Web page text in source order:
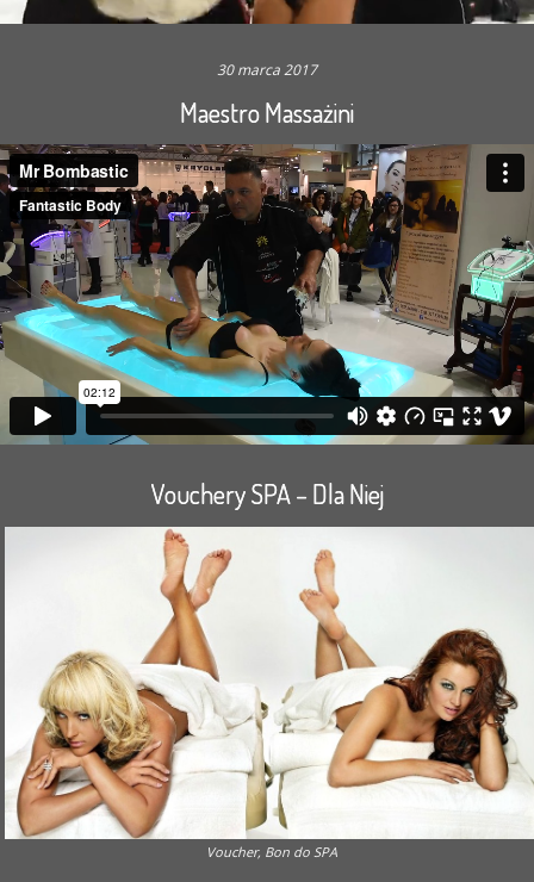
30 marca 2017
Maestro Massażini
Vouchery SPA – Dla Niej
Voucher, Bon do SPA